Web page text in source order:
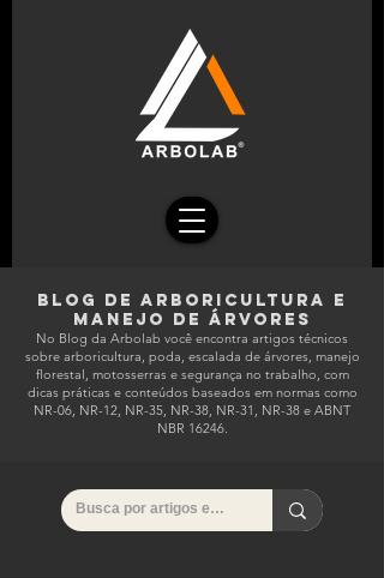
Blog de ArboriculturA E
MANEJO DE ÁRVORES
No Blog da Arbolab você encontra artigos técnicos
sobre arboricultura, poda, escalada de árvores, manejo
florestal, motosserras e segurança no trabalho, com
dicas práticas e conteúdos baseados em normas como
NR-06, NR-12, NR-35, NR-38, NR-31, NR-38 e ABNT
NBR 16246.